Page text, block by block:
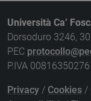
Università Ca’
Dorsoduro 3246,
PEC
P.IVA
Privacy / Cookies /